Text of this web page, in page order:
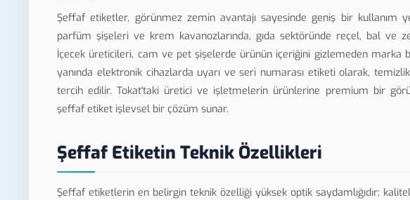
Şeffaf etiketler, görünmez zemin avantajı sayesinde geniş bir kullanım
parfüm şişeleri ve krem kavanozlarında, gıda sektöründe reçel, bal ve
İçecek üreticileri, cam ve pet şişelerde ürünün içeriğini gizlemeden marka
yanında elektronik cihazlarda uyarı ve seri numarası etiketi olarak,
tercih edilir. Tokat'taki üretici ve işletmelerin ürünlerine premium bir
şeffaf etiket işlevsel bir çözüm sunar.
Şeffaf Etiketin Teknik Özellikleri
Şeffaf etiketlerin en belirgin teknik özelliği yüksek optik saydamlığıdır;